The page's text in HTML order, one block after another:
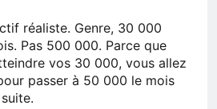
réaliste. Genre, 30 000
Pas 500 000. Parce que
vos 30 000, vous allez
passer à 50 000 le mois